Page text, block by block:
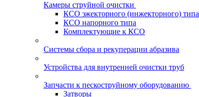
Камеры струйной очистки
КСО эжекторного (инжекторного) типа
КСО напорного типа
Комплектующие к КСО
Системы сбора и рекуперации абразива
Устройства для внутренней очистки труб
Запчасти к пескоструйному оборудованию
Затворы